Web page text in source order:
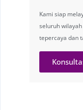
Kami siap
seluruh
tepercaya dan